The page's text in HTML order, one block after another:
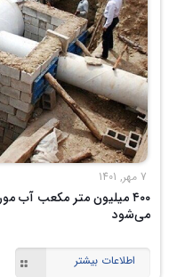
7 مهر, 1401
۴۰۰ میلیون متر مکعب آب
می‌شود
اطلاعات بیشتر